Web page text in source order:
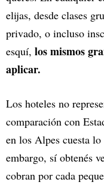
elijas, desde clases
privado, o incluso
esquí, los mismos
aplicar.
Los hoteles no
comparación con
en los Alpes cuesta
embargo, sí obtenés
cobran por cada